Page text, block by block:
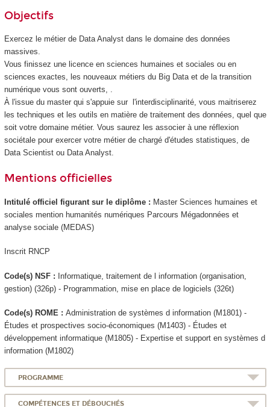
Objectifs
Exercez le métier de Data Analyst dans le domaine des données
massives.
Vous finissez une licence en sciences humaines et sociales ou en
sciences exactes, les nouveaux métiers du Big Data et de la transition
numérique vous sont ouverts, .
À l'issue du master qui s'appuie sur l'interdisciplinarité, vous maitriserez
les techniques et les outils en matière de traitement des données, quel que
soit votre domaine métier. Vous saurez les associer à une réflexion
sociétale pour exercer votre métier de chargé d'études statistiques, de
Data Scientist ou Data Analyst.
Mentions officielles
Intitulé officiel figurant sur le diplôme : Master Sciences humaines et
sociales mention humanités numériques Parcours Mégadonnées et
analyse sociale (MEDAS)
Inscrit RNCP
Code(s) NSF : Informatique, traitement de l information (organisation,
gestion) (326p) - Programmation, mise en place de logiciels (326t)
Code(s) ROME : Administration de systèmes d information (M1801) -
Études et prospectives socio-économiques (M1403) - Études et
développement informatique (M1805) - Expertise et support en systèmes d
information (M1802)
PROGRAMME
COMPÉTENCES ET DÉBOUCHÉS